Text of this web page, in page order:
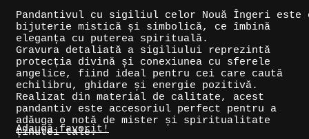
Pandantivul cu sigiliul celor Nouă Îngeri este
bijuterie mistică și simbolică, ce îmbină
eleganța cu puterea spirituală.
Gravura detaliată a sigiliului reprezintă
protecția divină și conexiunea cu sferele
angelice, fiind ideal pentru cei care caută
echilibru, ghidare și energie pozitivă.
Realizat din material de calitate, acest
pandantiv este accesoriul perfect pentru a
adăuga o notă de mister și spiritualitate
ținutei tale.
Adaugă favorit!